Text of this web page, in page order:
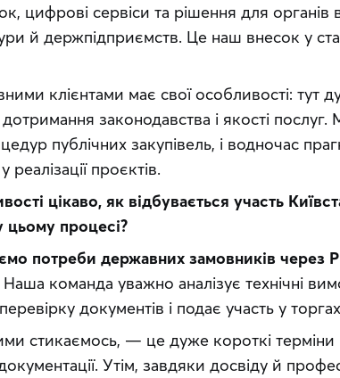
цифрові сервіси та рішення для органів
й держпідприємств. Це наш внесок у
клієнтами має свої особливості: тут
законодавства і якості послуг.
публічних закупівель, і водночас
проєктів.
цікаво, як відбувається участь
цьому процесі?
потреби державних замовників через
Наша команда уважно аналізує технічні
документів і подає участь у
стикаємось, — це дуже короткі терміни
Утім, завдяки досвіду й